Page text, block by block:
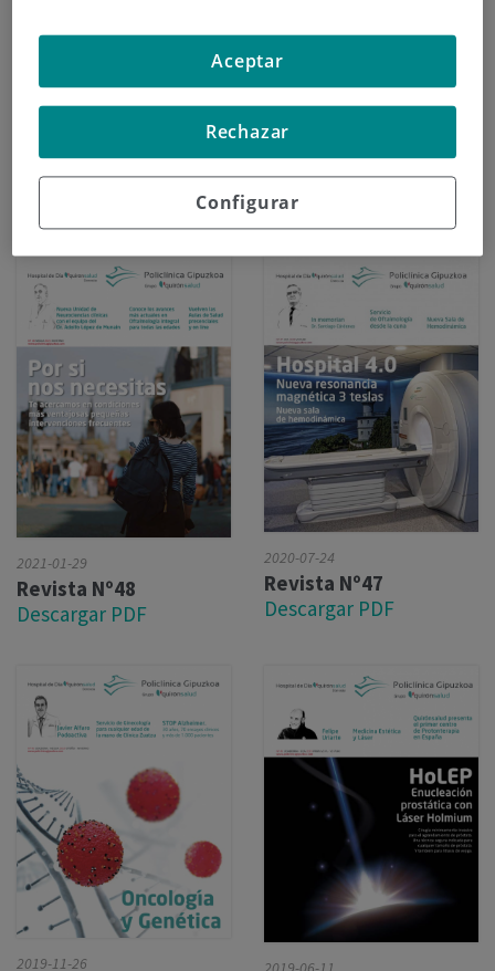
Revista Nº50
2021-07-28
Revista Nº 49
Descargar PDF
2021-01-29
Revista Nº48
Descargar PDF
2020-07-24
Revista Nº47
Descargar PDF
2019-11-26
Configurar
Rechazar
Aceptar